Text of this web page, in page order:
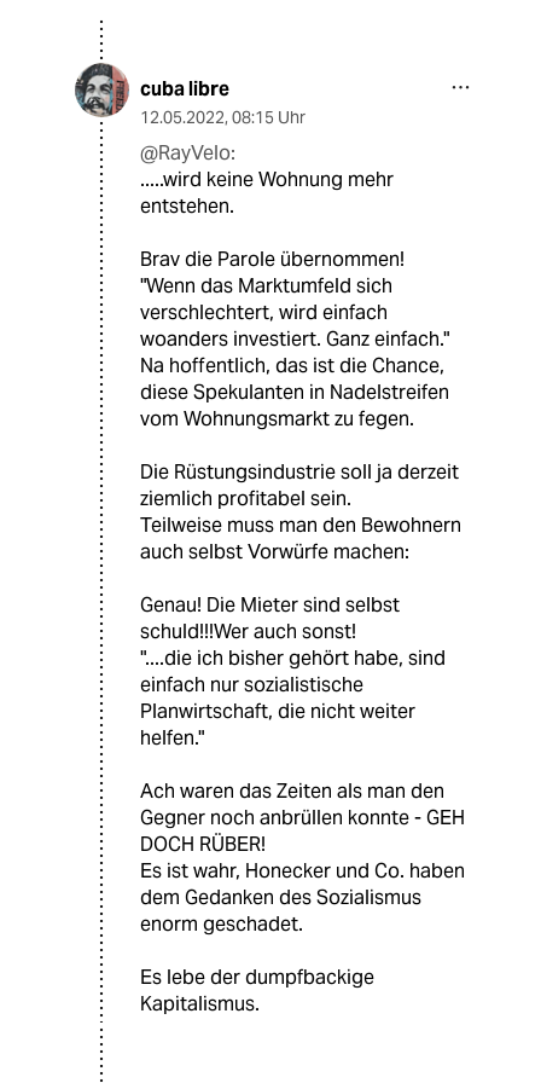
cuba libre
12.05.2022, 08:15 Uhr
@RayVelo:
.....wird keine Wohnung mehr
entstehen.
Brav die Parole übernommen!
"Wenn das Marktumfeld sich
verschlechtert, wird einfach
woanders investiert. Ganz einfach."
Na hoffentlich, das ist die Chance,
diese Spekulanten in Nadelstreifen
vom Wohnungsmarkt zu fegen.
Die Rüstungsindustrie soll ja derzeit
ziemlich profitabel sein.
Teilweise muss man den Bewohnern
auch selbst Vorwürfe machen:
Genau! Die Mieter sind selbst
schuld!!!Wer auch sonst!
"....die ich bisher gehört habe, sind
einfach nur sozialistische
Planwirtschaft, die nicht weiter
helfen."
Ach waren das Zeiten als man den
Gegner noch anbrüllen konnte - GEH
DOCH RÜBER!
Es ist wahr, Honecker und Co. haben
dem Gedanken des Sozialismus
enorm geschadet.
Es lebe der dumpfbackige
Kapitalismus.